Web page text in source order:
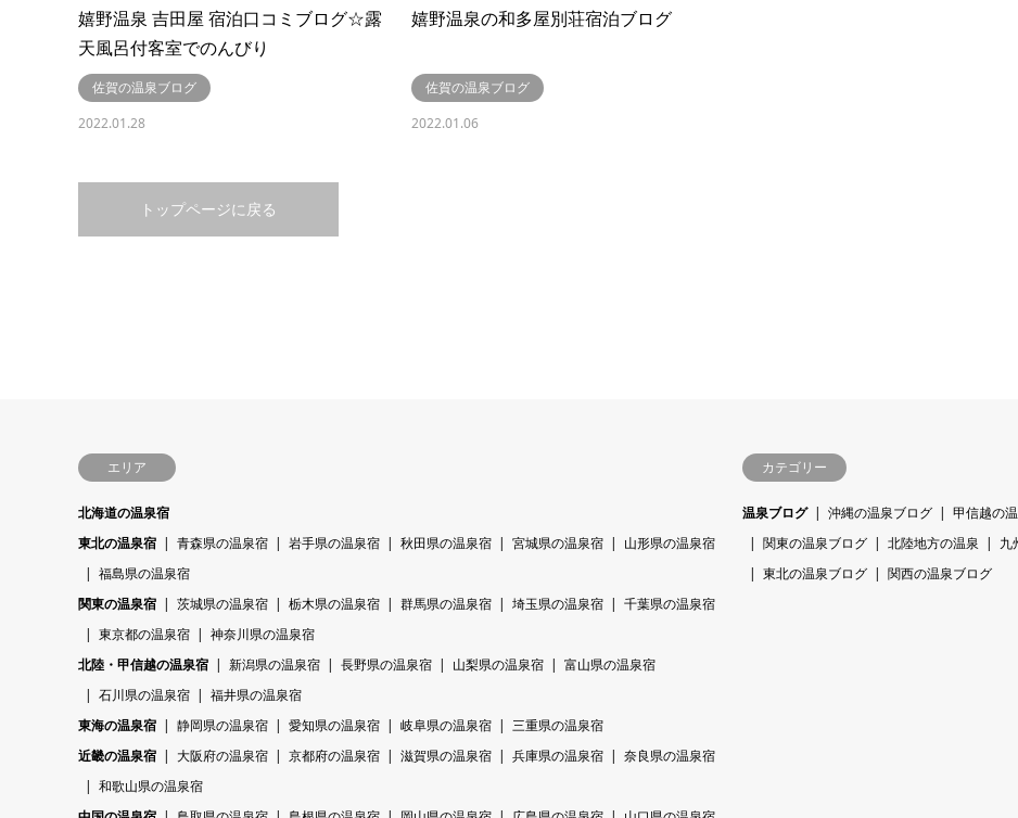
嬉野温泉 吉田屋 宿泊口コミブログ☆露
天風呂付客室でのんびり
佐賀の温泉ブログ
2022.01.28
嬉野温泉の和多屋別荘宿泊ブログ
佐賀の温泉ブログ
2022.01.06
トップページに戻る
エリア
北海道の温泉宿
東北の温泉宿
青森県の温泉宿 岩手県の温泉宿 秋田県の温泉宿 宮城県の温泉宿
山形県の温泉宿
福島県の温泉宿
関東の温泉宿
茨城県の温泉宿 栃木県の温泉宿 群馬県の温泉宿 埼玉県の温泉宿
千葉県の温泉宿
東京都の温泉宿
神奈川県の温泉宿
北陸・甲信越の温泉宿
新潟県の温泉宿 長野県の温泉宿 山梨県の温泉宿
富山県の温泉宿
石川県の温泉宿
福井県の温泉宿
東海の温泉宿
静岡県の温泉宿 愛知県の温泉宿 岐阜県の温泉宿
三重県の温泉宿
近畿の温泉宿
大阪府の温泉宿 京都府の温泉宿 滋賀県の温泉宿 兵庫県の温泉宿
奈良県の温泉宿
和歌山県の温泉宿
カテゴリー
温泉ブログ 沖縄の温泉ブログ 甲信越の
関東の温泉ブログ
北陸地方の温泉 九
東北の温泉ブログ
関西の温泉ブログ